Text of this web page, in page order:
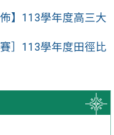
佈】113學年度高三大
賽］113學年度田徑比